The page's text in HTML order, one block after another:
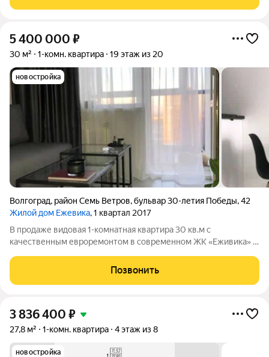
цeнтpа гоpoда, тaк и дo микрорaйонa
5 400 000 ₽
30 м² 1-комн. квартира 19 этаж из 20
новостройка
Волгоград, район Семь Ветров,бульвар 30-летия Победы,42
Жилой дом Ежевика, 1 квартал 2017
В продаже видовая 1-комнатная квартира 30 кв.м с
качественным евроремонтом в современном ЖК «Еживика» в
Победы, 42, микрорайон Семь Ветров. О квартире: общая
Позвонить
3 836 400 ₽
27,8 м² 1-комн. квартира 4 этаж из 8
новостройка